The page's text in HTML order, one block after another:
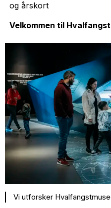
og årskort
Velkommen til
Vi utforsker